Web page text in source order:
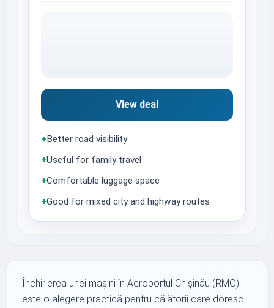
View deal
+Better road visibility
+Useful for family travel
+Comfortable luggage space
+Good for mixed city and highway routes
Închirierea unei mașini în Aeroportul Chișinău (RMO)
este o alegere practică pentru călătorii care doresc